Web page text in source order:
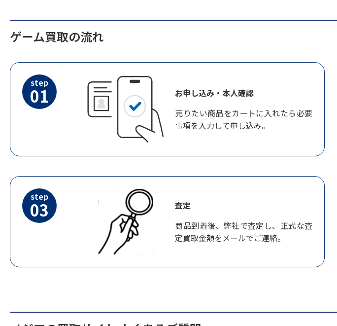
ゲーム買取の流れ
step
01
お申し込み・本人確認
売りたい商品をカートに入れたら必要
事項を入力して申し込み。
step
03
査定
商品到着後、弊社で査定し、正式な査
定買取金額をメールでご連絡。